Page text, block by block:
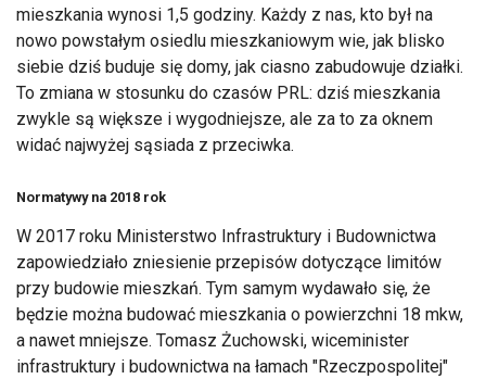
mieszkania wynosi 1,5 godziny. Każdy z nas, kto był na
nowo powstałym osiedlu mieszkaniowym wie, jak blisko
siebie dziś buduje się domy, jak ciasno zabudowuje działki.
To zmiana w stosunku do czasów PRL: dziś mieszkania
zwykle są większe i wygodniejsze, ale za to za oknem
widać najwyżej sąsiada z przeciwka.
Normatywy na 2018 rok
W 2017 roku Ministerstwo Infrastruktury i Budownictwa
zapowiedziało zniesienie przepisów dotyczące limitów
przy budowie mieszkań. Tym samym wydawało się, że
będzie można budować mieszkania o powierzchni 18 mkw,
a nawet mniejsze. Tomasz Żuchowski, wiceminister
infrastruktury i budownictwa na łamach "Rzeczpospolitej"